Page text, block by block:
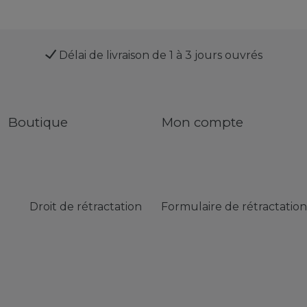
Délai de livraison de 1 à 3 jours ouvrés
Boutique Mon compte
Droit de rétractation Formulaire de rétractation